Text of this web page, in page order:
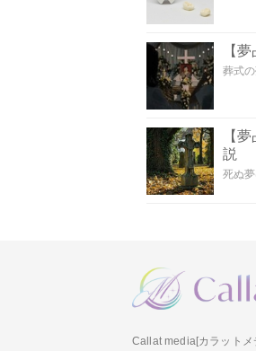
【
葬式
【
説
死ぬ
Callat media[カラットメ